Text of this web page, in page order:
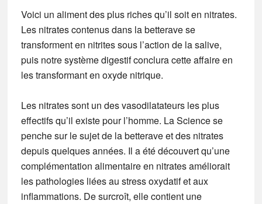
Voici un aliment des plus riches qu’il soit en nitrates.
Les nitrates contenus dans la betterave se
transforment en nitrites sous l’action de la salive,
puis notre système digestif conclura cette affaire en
les transformant en oxyde nitrique.
Les nitrates sont un des vasodilatateurs les plus
effectifs qu’il existe pour l’homme. La Science se
penche sur le sujet de la betterave et des nitrates
depuis quelques années. Il a été découvert qu’une
complémentation alimentaire en nitrates améliorait
les pathologies liées au stress oxydatif et aux
inflammations. De surcroît, elle contient une